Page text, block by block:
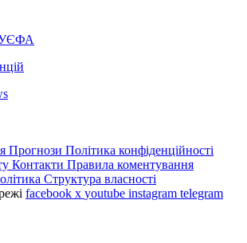
УЄФА
Прогнози Політика конфіденційності
Контакти Правила коментування
Структура власності
facebook x youtube instagram telegram